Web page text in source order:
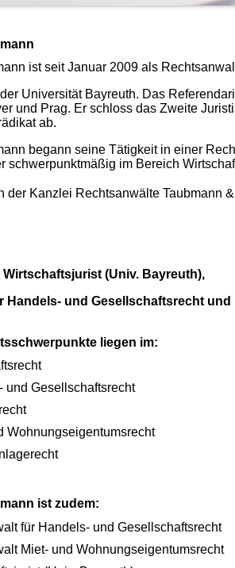
ist seit Januar 2009 als
Universität Bayreuth. Das
und Prag. Er schloss das Zweite
ab.
begann seine Tätigkeit in einer
schwerpunktmäßig im Bereich
der Kanzlei Rechtsanwälte Taubmann
Wirtschaftsjurist (Univ. Bayreuth),
Handels- und Gesellschaftsrecht
liegen im:
und Gesellschaftsrecht
Wohnungseigentumsrecht
ist zudem:
für Handels- und Gesellschaftsrecht
Miet- und Wohnungseigentumsrecht